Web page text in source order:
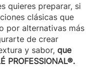
quieres preparar, si
clásicas que
por alternativas más
de crear
y sabor, que
PROFESSIONAL®.